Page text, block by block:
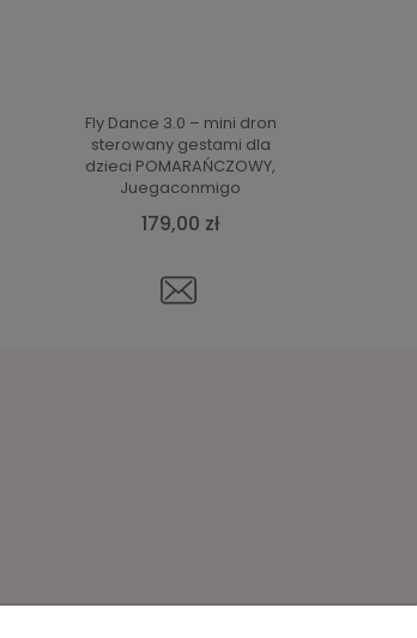
Fly Dance 3.0 – mini dron
sterowany gestami dla
dzieci POMARAŃCZOWY,
Juegaconmigo
179,00 zł